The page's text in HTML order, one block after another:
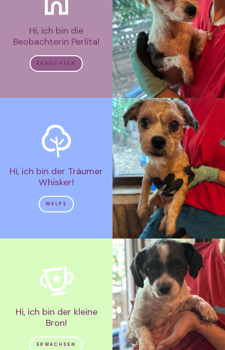
Hi, ich bin die
Beobachterin Perlita!
ERWACHSEN
Hi, ich bin der Träumer
Whisker!
WELPE
Hi, ich bin der kleine
Bron!
ERWACHSEN